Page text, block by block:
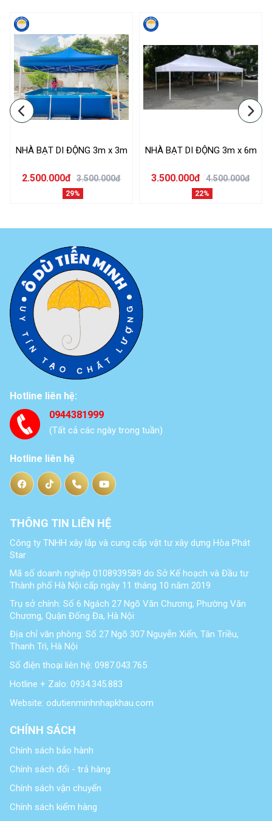
NHÀ BẠT DI ĐỘNG 3m x 3m
2.500.000đ 3.500.000đ
29%
NHÀ BẠT DI ĐỘNG 3m x 6m
3.500.000đ 4.500.000đ
22%
Hotline liên hệ:
0944381999
(Tất cả các ngày trong tuần)
Hotline liên hệ
THÔNG TIN LIÊN HỆ
Công ty TNHH xây lắp và cung cấp vật tư xây dựng Hòa Phát
Star
Mã số doanh nghiệp 0108939589 do Sở Kế hoạch và Đầu tư
Thành phố Hà Nội cấp ngày 11 tháng 10 năm 2019
Trụ sở chính: Số 6 Ngách 27 Ngõ Văn Chương, Phường Văn
Chương, Quận Đống Đa, Hà Nội
Địa chỉ văn phòng: Số 27 Ngõ 307 Nguyễn Xiển, Tân Triều,
Thanh Trì, Hà Nội
Số điện thoại liên hệ: 0987.043.765
Hotline + Zalo: 0934.345.883
Website: odutienminhnhapkhau.com
CHÍNH SÁCH
Chính sách bảo hành
Chính sách đổi - trả hàng
Chính sách vận chuyển
Chính sách kiểm hàng